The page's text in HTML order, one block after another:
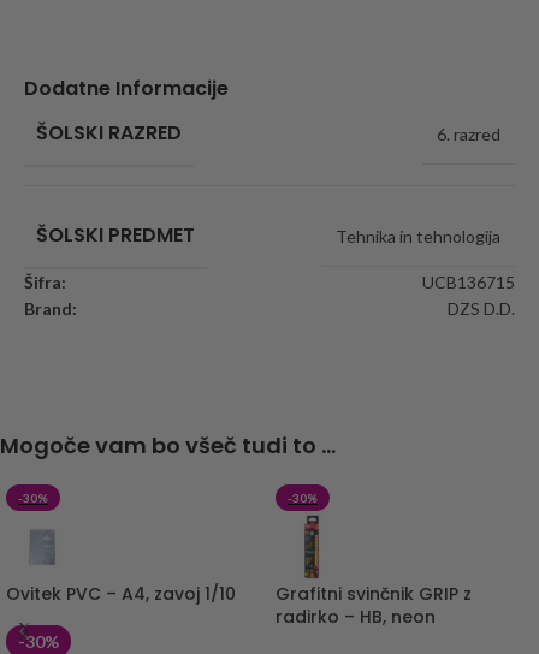
Dodatne Informacije
ŠOLSKI RAZRED
6. razred
ŠOLSKI PREDMET Tehnika in tehnologija
Šifra:
UCB136715
Brand:
DZS D.D.
Mogoče vam bo všeč tudi to ...
-30%
Ovitek PVC – A4, zavoj 1/10
-30%
-30%
Grafitni svinčnik GRIP z
radirko – HB, neon